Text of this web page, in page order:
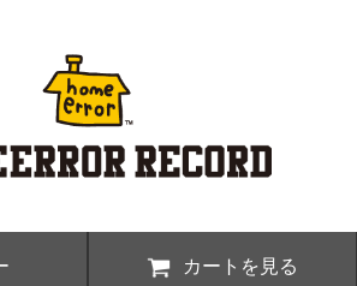
カートを見る